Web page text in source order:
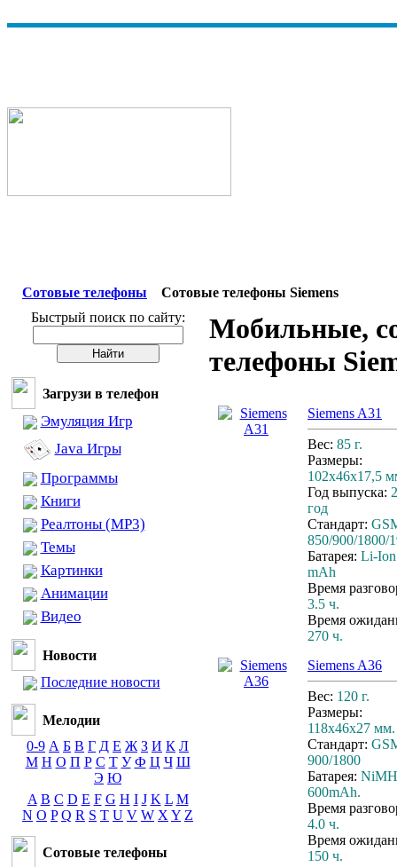
Сотовые телефоны
Сотовые телефоны Siemens
Быстрый поиск по сайту:
Загрузи в телефон
Эмуляция Игр
Java Игры
Программы
Книги
Реалтоны (MP3)
Темы
Картинки
Анимации
Видео
Новости
Последние новости
Мелодии
0-9 А Б В Г Д Е Ж З И К Л
М Н О П Р С Т У Ф Ц Ч Ш
Э Ю
A B C D E F G H I J K L M
N O P Q R S T U V W X Y Z
Сотовые телефоны
Мобильные,
телефоны
Siemens A31
Вес: 85 г.
Размеры:
102x46x17,5
Год выпуска:
год
Стандарт:
850/900/1800/
Батарея: Li-
mAh
Время
3.5 ч.
Время
270 ч.
Siemens A36
Вес: 120 г.
Размеры:
118x46x27 мм.
Стандарт:
900/1800
Батарея: NiMH
600mAh.
Время
4.0 ч.
Время
150 ч.